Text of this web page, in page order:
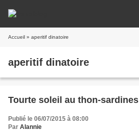
Accueil » aperitif dinatoire
aperitif dinatoire
Tourte soleil au thon-sardines
Publié le 06/07/2015 à 08:00
Par Alannie